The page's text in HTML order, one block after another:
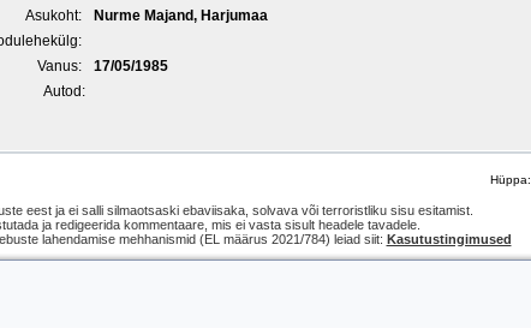
Asukoht:
Nurme Majand, Harjumaa
Vanus:
17/05/1985
Autod:
Hüppa:
eest ja ei salli silmaotsaski ebaviisaka, solvava või terroristliku sisu esitamist.
ja redigeerida kommentaare, mis ei vasta sisult headele tavadele.
lahendamise mehhanismid (EL määrus 2021/784) leiad siit: Kasutustingimused